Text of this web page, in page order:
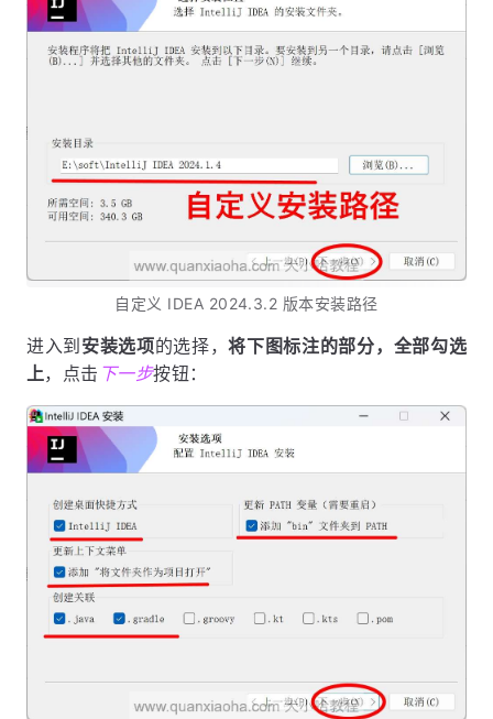
自定义 IDEA 2024.3.2 版本安装路径
进入到安装选项的选择，将下图标注的部分，全部勾选
上，点击 下一步按钮：